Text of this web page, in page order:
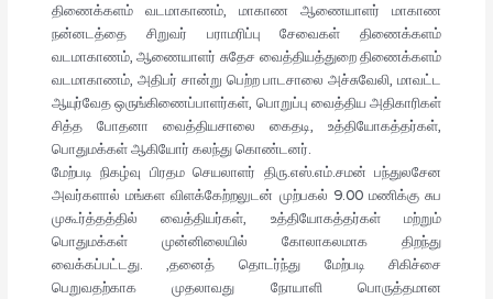
திணைக்களம் வடமாகாணம், மாகாண ஆணையாளர் மாகாண
நன்னடத்தை சிறுவர் பராமரிப்பு சேவைகள் திணைக்களம்
வடமாகாணம், ஆணையாளர் சுதேச வைத்தியத்துறை திணைக்களம்
வடமாகாணம், அதிபர் சான்று பெற்ற பாடசாலை அச்சுவேலி, மாவட்ட
ஆயுர்வேத ஒருங்கிணைப்பாளர்கள், பொறுப்பு வைத்திய அதிகாரிகள்
சித்த போதனா வைத்தியசாலை கைதடி, உத்தியோகத்தர்கள்,
பொதுமக்கள் ஆகியோர் கலந்து கொண்டனர்.
மேற்படி நிகழ்வு பிரதம செயலாளர் திரு.எஸ்.எம்.சமன் பந்துலசேன
அவர்களால் மங்கள விளக்கேற்றலுடன் முற்பகல் 9.00 மணிக்கு சுப
முகூர்த்தத்தில் வைத்தியர்கள், உத்தியோகத்தர்கள் மற்றும்
பொதுமக்கள் முன்னிலையில் கோலாகலமாக திறந்து
வைக்கப்பட்டது. ,தனைத் தொடர்ந்து மேற்படி சிகிச்சை
பெறுவதற்காக முதலாவது நோயாளி பொருத்தமான